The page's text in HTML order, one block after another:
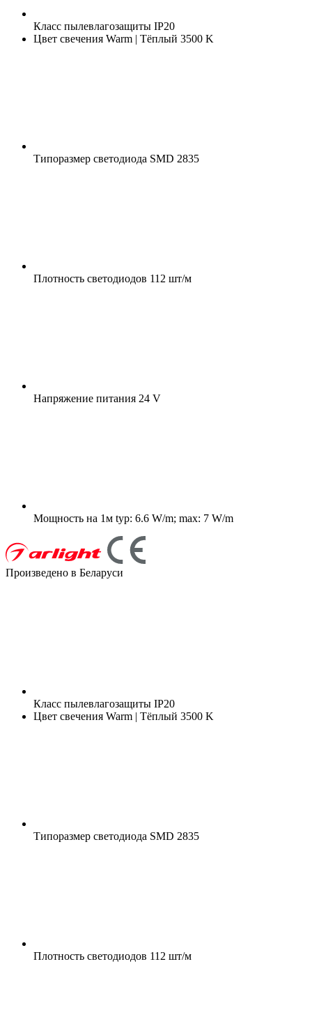
Класс пылевлагозащиты IP20
Цвет свечения Warm | Тёплый 3500 K
Типоразмер светодиода SMD 2835
Плотность светодиодов 112 шт/м
Напряжение питания 24 V
Мощность на 1м typ: 6.6 W/m; max: 7 W/m
Произведено в Беларуси
Класс пылевлагозащиты IP20
Цвет свечения Warm | Тёплый 3500 K
Типоразмер светодиода SMD 2835
Плотность светодиодов 112 шт/м